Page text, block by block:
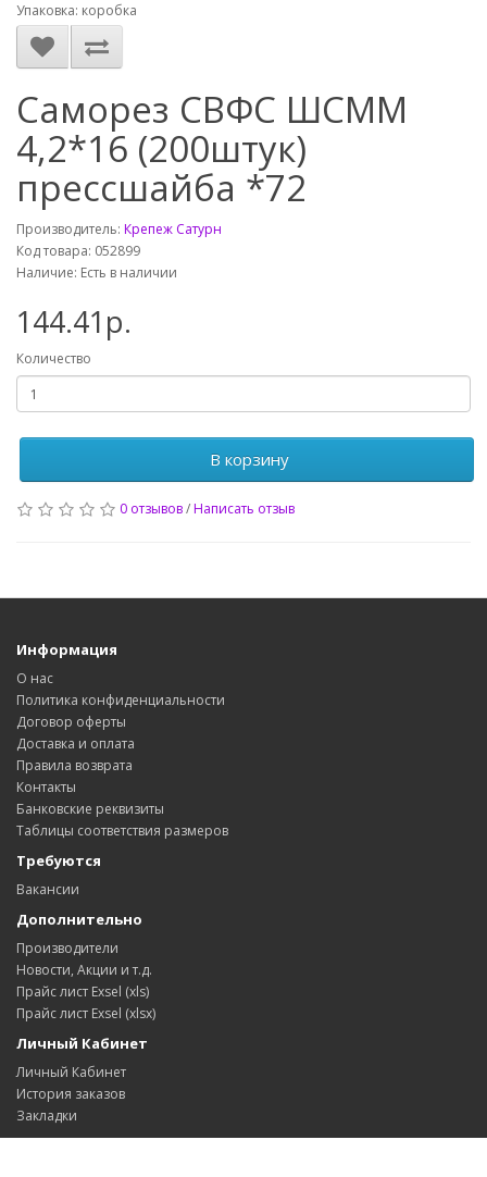
Упаковка: коробка
Саморез СВФС ШСММ
4,2*16 (200штук)
прессшайба *72
Производитель: Крепеж Сатурн
Код товара: 052899
Наличие: Есть в наличии
144.41р.
Количество
В корзину
0 отзывов/Написать отзыв
Информация
О нас
Политика конфиденциальности
Договор оферты
Доставка и оплата
Правила возврата
Контакты
Банковские реквизиты
Таблицы соответствия размеров
Требуются
Вакансии
Дополнительно
Производители
Новости, Акции и т.д.
Прайс лист Exsel (xls)
Прайс лист Exsel (xlsx)
Личный Кабинет
Личный Кабинет
История заказов
Закладки